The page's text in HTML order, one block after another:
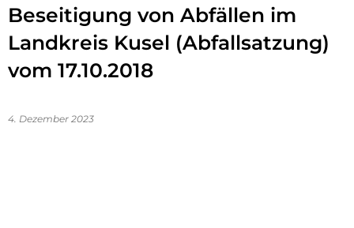
Beseitigung von Abfällen im
Landkreis Kusel (Abfallsatzung)
vom 17.10.2018
4. Dezember 2023